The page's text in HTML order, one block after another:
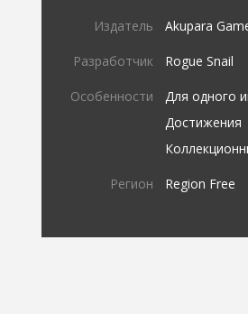
Издатель Akupara
Разработчик Rogue Snail
Особенности
Для одного
Достижения
Регион Region Free